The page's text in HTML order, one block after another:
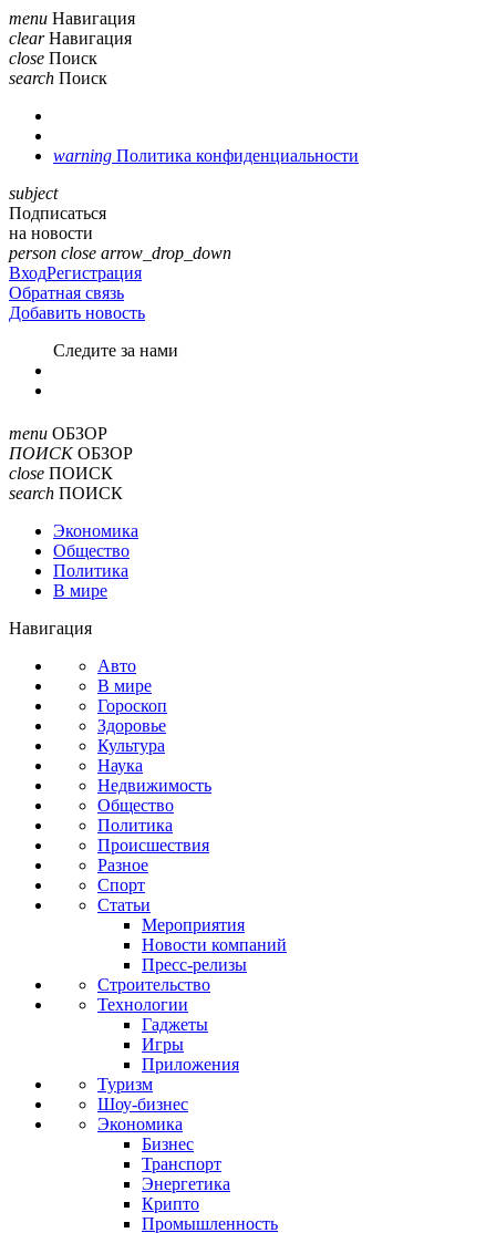
menu Навигация
clear Навигация
close Поиск
search Поиск
warning Политика конфиденциальности
subject
Подписаться
на новости
person close arrow_drop_down
ВходРегистрация
Обратная связь
Добавить новость
Cледите за нами
menu ОБЗОР
ПОИСК ОБЗОР
close ПОИСК
search ПОИСК
Экономика
Общество
Политика
В мире
Навигация
Авто
В мире
Гороскоп
Здоровье
Культура
Наука
Недвижимость
Общество
Политика
Происшествия
Разное
Спорт
Статьи
Мероприятия
Новости компаний
Пресс-релизы
Строительство
Технологии
Гаджеты
Игры
Приложения
Туризм
Шоу-бизнес
Экономика
Бизнес
Транспорт
Энергетика
Крипто
Промышленность